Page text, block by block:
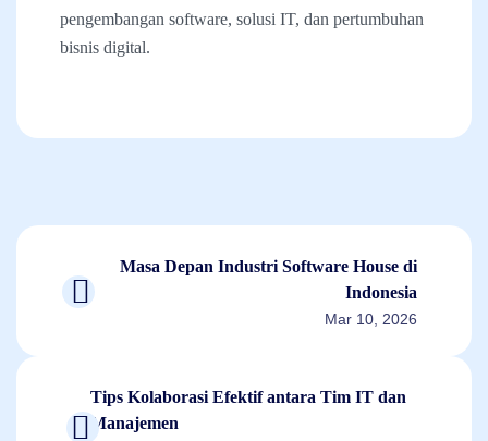
pengembangan software, solusi IT, dan pertumbuhan
bisnis digital.
Masa Depan Industri Software House di
Indonesia
Mar 10, 2026
Tips Kolaborasi Efektif antara Tim IT dan
Manajemen